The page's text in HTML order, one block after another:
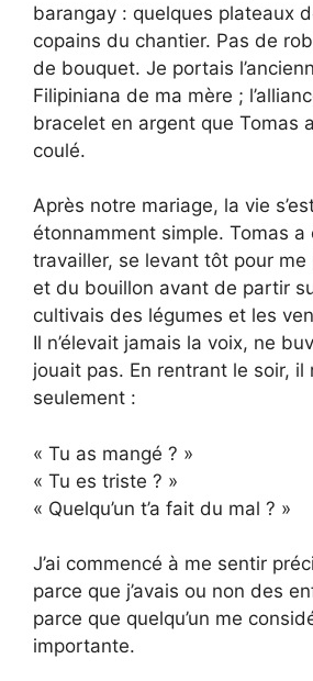
barangay : quelques plateaux
copains du chantier. Pas de
de bouquet. Je portais
Filipiniana de ma mère ;
bracelet en argent que Tomas
coulé.
Après notre mariage, la vie
étonnamment simple. Tomas a
travailler, se levant tôt pour me
et du bouillon avant de partir
cultivais des légumes et les
Il n’élevait jamais la voix, ne
jouait pas. En rentrant le soir,
seulement :
« Tu as mangé ? »
« Tu es triste ? »
« Quelqu’un t’a fait du mal ? »
J’ai commencé à me sentir
parce que j’avais ou non des
parce que quelqu’un me
importante.